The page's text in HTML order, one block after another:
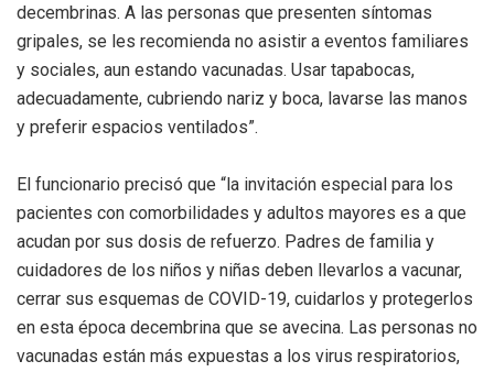
decembrinas. A las personas que presenten síntomas
gripales, se les recomienda no asistir a eventos familiares
y sociales, aun estando vacunadas. Usar tapabocas,
adecuadamente, cubriendo nariz y boca, lavarse las manos
y preferir espacios ventilados”.
El funcionario precisó que “la invitación especial para los
pacientes con comorbilidades y adultos mayores es a que
acudan por sus dosis de refuerzo. Padres de familia y
cuidadores de los niños y niñas deben llevarlos a vacunar,
cerrar sus esquemas de COVID-19, cuidarlos y protegerlos
en esta época decembrina que se avecina. Las personas no
vacunadas están más expuestas a los virus respiratorios,